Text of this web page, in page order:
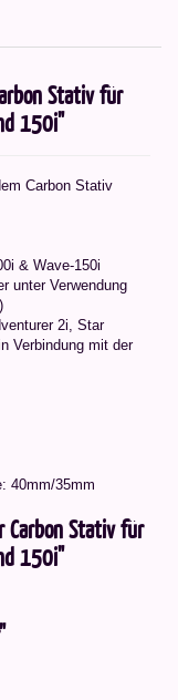
Stativ für
150i"
Carbon Stativ
& Wave-150i
unter Verwendung
2i, Star
Verbindung mit der
40mm/35mm
Carbon Stativ für
150i"